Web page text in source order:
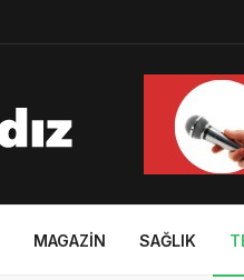
MAGAZIN SAĞLIK